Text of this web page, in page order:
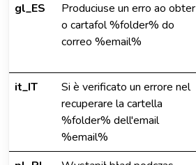
gl_ES
Produciuse un erro ao obter
o cartafol %folder% do
correo %email%
it_IT
Si è verificato un errore nel
recuperare la cartella
%folder% dell'email
%email%